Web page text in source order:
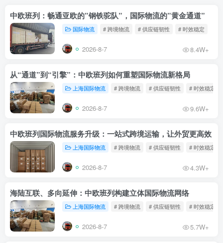
中欧班列：畅通亚欧的”钢铁驼队”，国际物流的”黄金通道”
国际物流 # 跨境物流 # 供应链韧性 # 时效稳定
2026-8-7 8.4W+
从“通道”到“引擎”：中欧班列如何重塑国际物流新格局
上海国际物流 # 跨境物流 # 供应链韧性 # 时效稳定
2026-8-7 9.6W+
中欧班列国际物流服务升级：一站式跨境运输，让外贸更高效
上海国际物流 # 跨境物流 # 供应链韧性 # 时效稳定
2026-8-7 4.3W+
海陆互联、多向延伸：中欧班列构建立体国际物流网络
上海国际物流 # 跨境物流 # 供应链韧性 # 时效稳定
2026-8-7 5.7W+